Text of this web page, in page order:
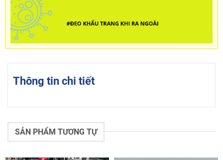
Thông tin chi tiết
SẢN PHẨM TƯƠNG TỰ